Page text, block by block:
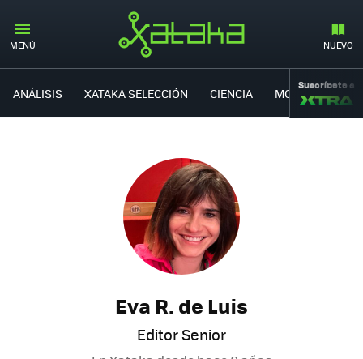
MENÚ NUEVO
ANÁLISIS XATAKA SELECCIÓN CIENCIA MOVILIDAD
Suscríbete a
Eva R. de Luis
Editor Senior